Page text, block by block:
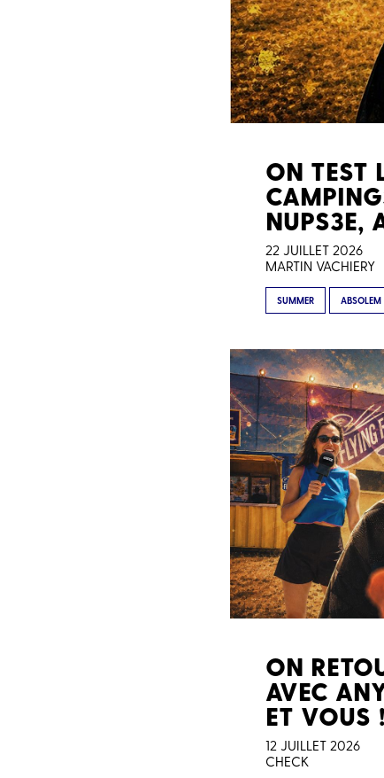
ON TEST
NUPS3E,
22 JUILLET 2026
MARTIN VACHIERY
SUMMER ABSOLEM
ON
AVEC
ET VOUS !
12 JUILLET 2026
CHECK